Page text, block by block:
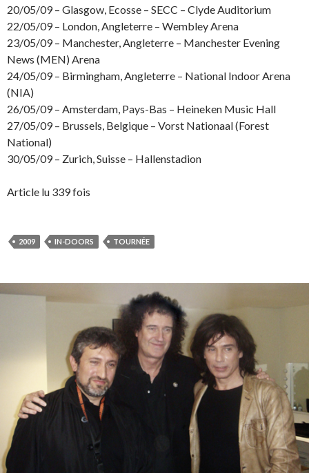
20/05/09 – Glasgow, Ecosse – SECC – Clyde Auditorium
22/05/09 – London, Angleterre – Wembley Arena
23/05/09 – Manchester, Angleterre – Manchester Evening
News (MEN) Arena
24/05/09 – Birmingham, Angleterre – National Indoor Arena
(NIA)
26/05/09 – Amsterdam, Pays-Bas – Heineken Music Hall
27/05/09 – Brussels, Belgique – Vorst Nationaal (Forest
National)
30/05/09 – Zurich, Suisse – Hallenstadion
Article lu 339 fois
2009 IN-DOORS TOURNÉE